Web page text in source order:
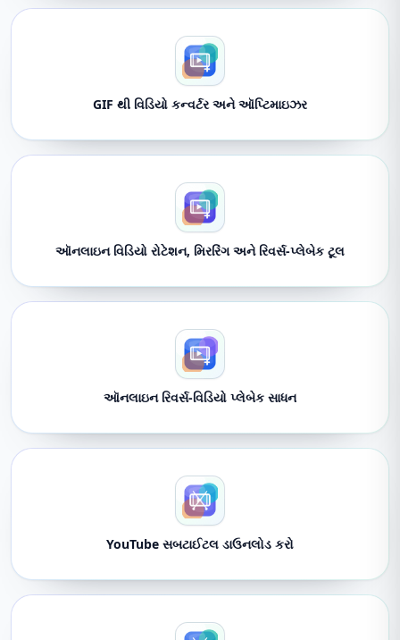
GIF થી વિડિયો કન્વર્ટર અને ઑપ્ટિમાઇઝર
ઑનલાઇન વિડિયો રોટેશન, મિરરિંગ અને રિવર્સ-પ્લેબેક ટૂલ
ઑનલાઇન રિવર્સ-વિડિયો પ્લેબેક સાધન
YouTube સબટાઈટલ ડાઉનલોડ કરો